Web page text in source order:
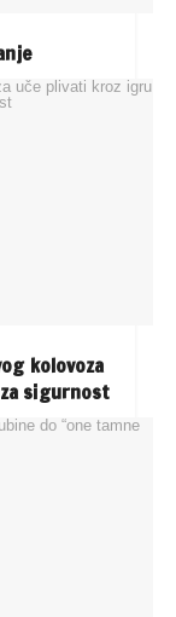
kolovoza
sigurnost